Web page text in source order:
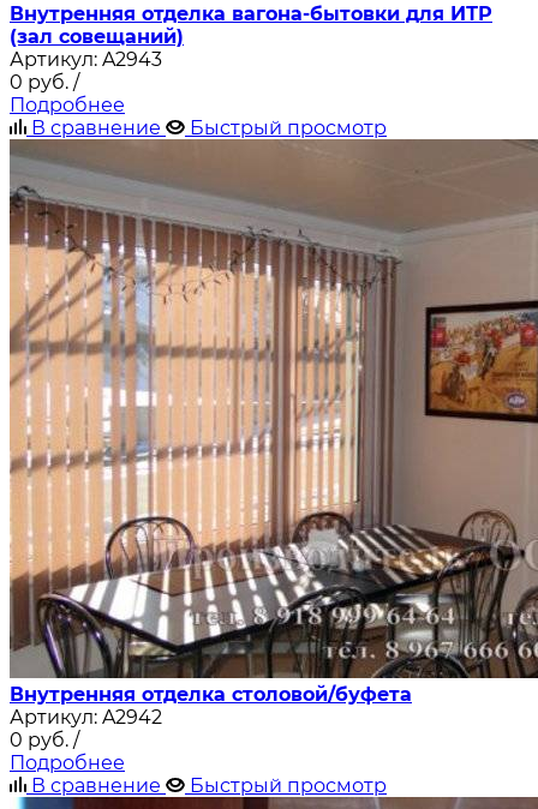
Внутренняя отделка вагона-бытовки для ИТР
(зал совещаний)
Артикул: A2943
0 руб. /
Подробнее
В сравнение
Быстрый просмотр
Внутренняя отделка столовой/буфета
Артикул: A2942
0 руб. /
Подробнее
В сравнение
Быстрый просмотр